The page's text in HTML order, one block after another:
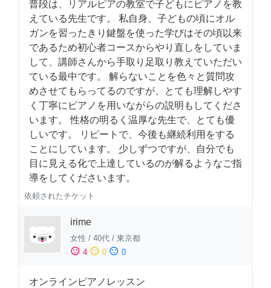
普段は、リアルピアの教室で子どもにピアノを教
えている先生です。 私自身、子どもの頃にオル
ガンを習ったきり鍵盤を使った学びはその頃以来
であるため初心者コースからやり直しをしていま
して、講師さんから手取り足取り教えていただい
ている最中です。 解らないことを色々と質問攻
めさせてもらってるのですが、とても理解しやす
く丁寧にピアノを用いながらの説明もしてくださ
います。 性格の明るく温厚な先生で、とても優
しいです。 リピートで、今後も継続利用をする
ことにしています。 少しずつですが、自分でも
目に見える化で上達しているのが解るようなご指
導をしてくださいます。
依頼されたチケット
irime
女性 / 40代 / 東京都
sentiment_satisfied 4 sentiment_neutral 0 sentiment_dissatisfied 0
オンラインピアノレッスン